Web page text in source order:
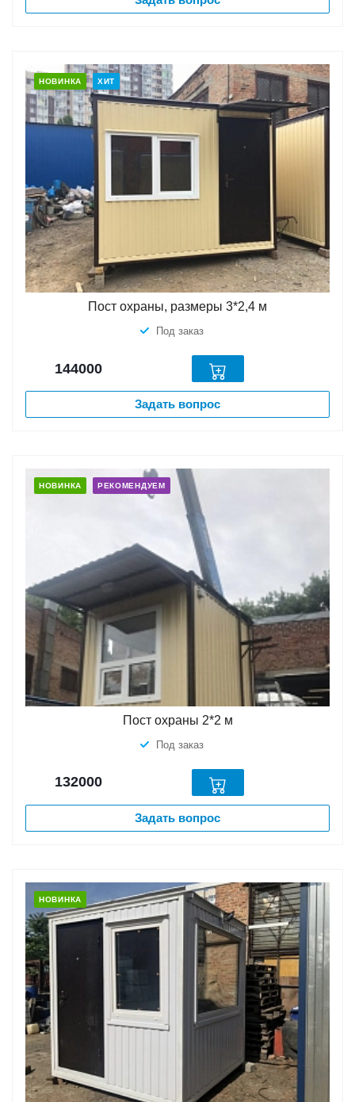
НОВИНКА ХИТ
Пост охраны, размеры 3*2,4 м
Под заказ
144000
Задать вопрос
НОВИНКА РЕКОМЕНДУЕМ
Пост охраны 2*2 м
Под заказ
132000
Задать вопрос
НОВИНКА